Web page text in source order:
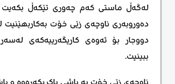
لەگەڵ ماستی کەم چەوری تێکەڵ بکەیت
دەوروبەری ناوچەی زێی خۆت بەکاربهێنیت
دووجار بۆ ئەوەی کاریگەرییەکەی
ببینیت.